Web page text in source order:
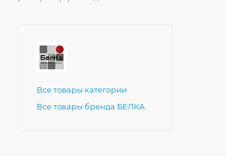
Все товары категории
Все товары бренда БЕЛКА